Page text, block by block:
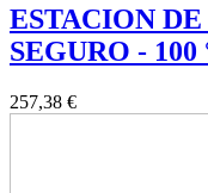
ESTACION
SEGURO - 100
257,38 €